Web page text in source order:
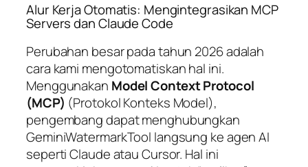
Alur Kerja Otomatis: Mengintegrasikan MCP
Servers dan Claude Code
Perubahan besar pada tahun 2026 adalah
cara kami mengotomatiskan hal ini.
Menggunakan Model Context Protocol
(MCP) (Protokol Konteks Model),
pengembang dapat menghubungkan
GeminiWatermarkTool langsung ke agen AI
seperti Claude atau Cursor. Hal ini